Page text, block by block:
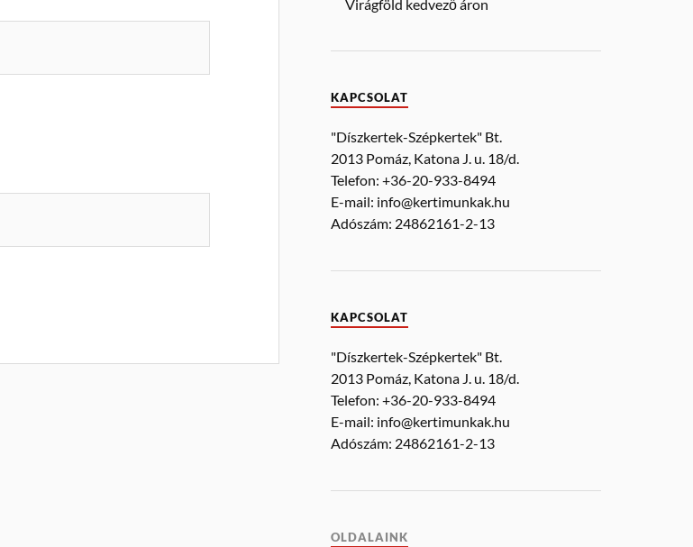
Virágföld kedvező áron
KAPCSOLAT
"Díszkertek-Szépkertek" Bt.
2013 Pomáz, Katona J. u. 18/d.
Telefon: +36-20-933-8494
E-mail: info@kertimunkak.hu
Adószám: 24862161-2-13
KAPCSOLAT
"Díszkertek-Szépkertek" Bt.
2013 Pomáz, Katona J. u. 18/d.
Telefon: +36-20-933-8494
E-mail: info@kertimunkak.hu
Adószám: 24862161-2-13
OLDALAINK